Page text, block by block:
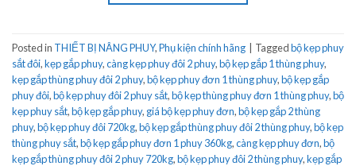
Posted in THIẾT BỊ NÂNG PHUY,Phụ kiện chính hãng Taggedbộ kẹp phuy
sắt đôi,kẹp gắp phuy,càng kẹp phuy đôi 2 phuy,bộ kẹp gắp 1 thùng phuy,
kẹp gắp thùng phuy đôi 2 phuy,bộ kẹp phuy đơn 1 thùng phuy,bộ kẹp gắp
phuy đôi,bộ kẹp phuy đôi 2 phuy sắt,bộ kẹp thùng phuy đơn 1 thùng phuy,bộ
kẹp phuy sắt,bộ kẹp gắp phuy, giá bộ kẹp phuy đơn,bộ kẹp gắp 2 thùng
phuy,bộ kẹp phuy đôi 720kg,bộ kẹp gắp thùng phuy đôi 2 thùng phuy,bộ kẹp
thùng phuy sắt,bộ kẹp gắp phuy đơn 1 phuy 360kg,càng kẹp phuy đơn,bộ
kẹp gắp thùng phuy đôi 2 phuy 720kg,bộ kẹp phuy đôi 2 thùng phuy,kẹp gắp